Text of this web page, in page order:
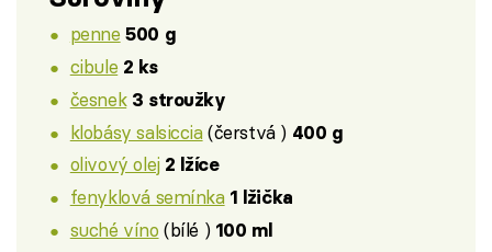
penne 500 g
cibule 2 ks
česnek 3 stroužky
klobásy salsiccia(čerstvá ) 400 g
olivový olej 2 lžíce
fenyklová semínka 1 lžička
suché víno (bílé ) 100 ml